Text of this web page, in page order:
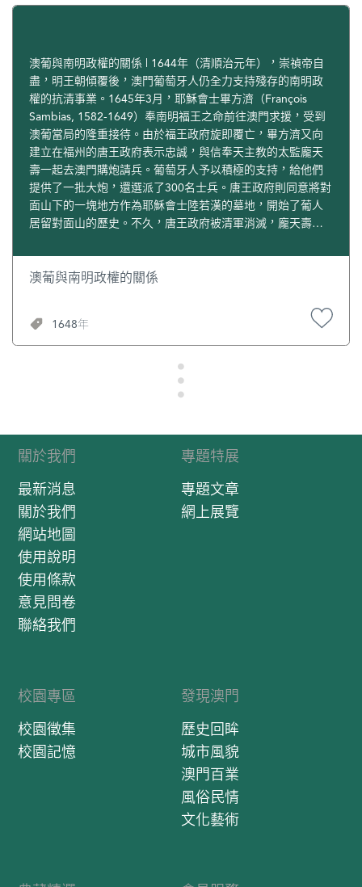
澳葡與南明政權的關係 | 1644年（清順治元年），崇禎帝自
盡，明王朝傾覆後，澳門葡萄牙人仍全力支持殘存的南明政
權的抗清事業。1645年3月，耶穌會士畢方濟（François
Sambias, 1582-1649）奉南明福王之命前往澳門求援，受到
澳葡當局的隆重接待。由於福王政府旋即覆亡，畢方濟又向
建立在福州的唐王政府表示忠誠，與信奉天主教的太監龐天
壽一起去澳門購炮請兵。葡萄牙人予以積極的支持，給他們
提供了一批大炮，還選派了300名士兵。唐王政府則同意將對
面山下的一塊地方作為耶穌會士陸若漢的墓地，開始了葡人
居留對面山的歷史。不久，唐王政府被清軍消滅，龐天壽就
事援助對於桂王政府的抗清起了很大的作用，多次擊退清
軍，同時，耶穌會士也積極地在南明君主中傳播天主教，南
（南明永曆二年），久病的太子在受洗後恰好病愈，王太后
還派龐天壽前往澳門，請求耶穌會的司鐸們舉行彌撒大祭。
10月17日，龐天壽入澳，各炮台鳴炮致敬，修道士們列隊出
迎。10月31日，聖保羅教堂為南明王室隆重地舉行彌撒，彌
撒結束，澳門總督又設宴款待使者，還贈送火槍100支作為給
桂王政府的禮物。桂王政府也因之答應永遠豁免每年500兩的
一直保持着良好的關係，直至桂王政權的最後滅亡。
澳葡與南明政權的關係
1648年
關於我們
最新消息
關於我們
網站地圖
使用說明
使用條款
意見問卷
聯絡我們
專題特展
專題文章
網上展覽
校園專區
校園徵集
校園記憶
發現澳門
歷史回眸
城市風貌
澳門百業
風俗民情
文化藝術